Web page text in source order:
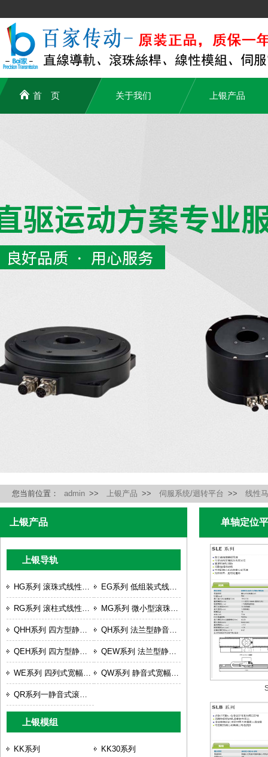
首 页 关于我们 上银产品
您当前位置： admin >> 上银产品 >> 伺服系统/迴转平台 >> 线性
上银产品
上银导轨
HG系列 滚珠式线性滑轨 EG系列 低组装式线性滑轨
RG系列 滚柱式线性滑轨 MG系列 微小型滚珠线性滑轨
QHH系列 四方型静音式重负荷型滚珠式线性滑轨 QH系列 法兰型静音式重负荷型滚珠式线性滑轨
QEH系列 四方型静音式低组装线性滑轨 QEW系列 法兰型静音式低组装线性滑轨
WE系列 四列式宽幅型线性滑轨 QW系列 静音式宽幅型线性滑轨
QR系列一静音式滚柱型直线导轨
上银模组
KK系列 KK30系列
单轴定位